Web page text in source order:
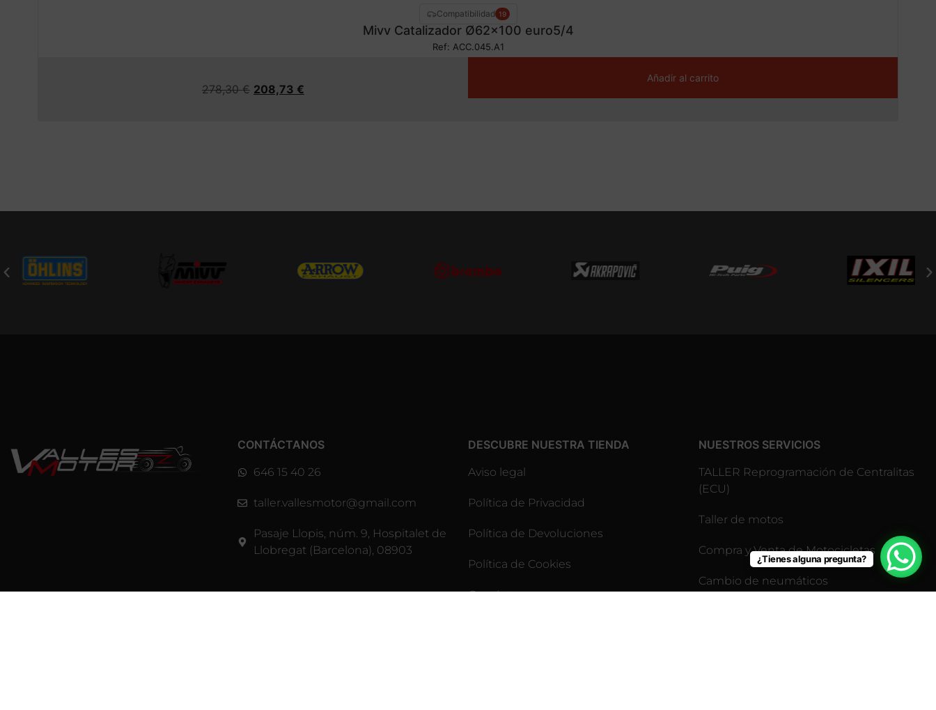
Compatibilidad 19
Mivv Catalizador Ø62×100 euro5/4
Ref: ACC.045.A1
278,30€ 208,73 €
Añadir al carrito
CONTÁCTANOS
646 15 40 26
taller.vallesmotor@gmail.com
Pasaje Llopis, núm. 9, Hospitalet de
Llobregat (Barcelona), 08903
DESCUBRE NUESTRA TIENDA
Aviso legal
Política de Privacidad
Política de Devoluciones
Política de Cookies
Contáctenos
NUESTROS SERVICIOS
TALLER Reprogramación de Centralitas
(ECU)
Taller de motos
Compra y Venta de Motocicletas
Cambio de neumáticos
¿Tienes alguna pregunta?